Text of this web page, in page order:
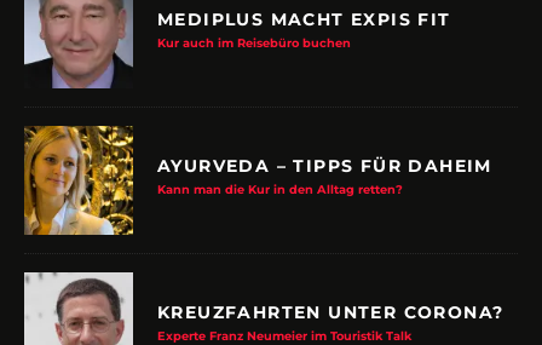
MEDIPLUS MACHT EXPIS FIT
Kur auch im Reisebüro buchen
AYURVEDA – TIPPS FÜR DAHEIM
Kann man die Kur in den Alltag retten?
KREUZFAHRTEN UNTER CORONA?
Experte Franz Neumeier im Touristik Talk